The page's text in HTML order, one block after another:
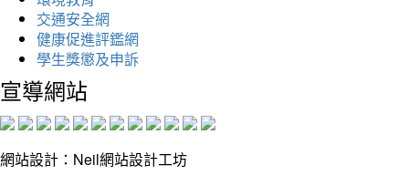
交通安全網
健康促進評鑑網
學生獎懲及申訴
宣導網站
網站設計：Neil網站設計工坊